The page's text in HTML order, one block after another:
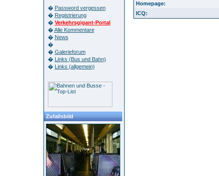
� Password vergessen
� Registrierung
� Verkehrsgigant-Portal
�Alle Kommentare
� News
�
� Galerieforum
� Links (Bus und Bahn)
� Links (allgemein)
Zufallsbild
Homepage:
ICQ: